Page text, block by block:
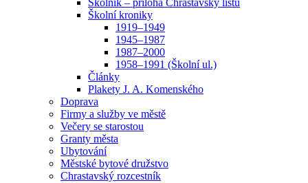
Školník – příloha Chrastavský listů
Školní kroniky
1919–1949
1945–1987
1987–2000
1958–1991 (Školní ul.)
Články
Plakety J. A. Komenského
Doprava
Firmy a služby ve městě
Večery se starostou
Granty města
Ubytování
Městské bytové družstvo
Chrastavský rozcestník